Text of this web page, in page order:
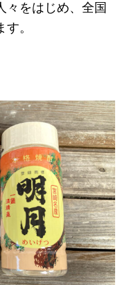
々をはじめ、全国
。